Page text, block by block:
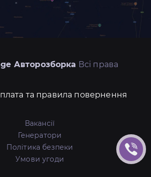
Авторозборка Всі права
та правила повернення
Вакансії
Генератори
Політика безпеки
Умови угоди